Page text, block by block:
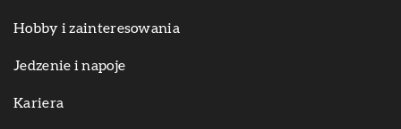
Hobby i zainteresowania
Jedzenie i napoje
Kariera